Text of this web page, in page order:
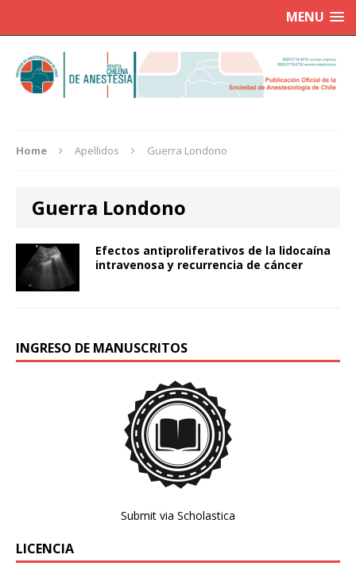
MENU
Home Apellidos Guerra Londono
Guerra Londono
Efectos antiproliferativos de la lidocaína
intravenosa y recurrencia de cáncer
INGRESO DE MANUSCRITOS
Submit via Scholastica
LICENCIA